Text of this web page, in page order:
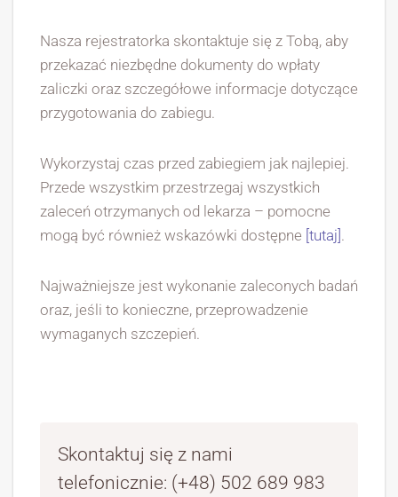
Nasza rejestratorka skontaktuje się z Tobą, aby
przekazać niezbędne dokumenty do wpłaty
zaliczki oraz szczegółowe informacje dotyczące
przygotowania do zabiegu.
Wykorzystaj czas przed zabiegiem jak najlepiej.
Przede wszystkim przestrzegaj wszystkich
zaleceń otrzymanych od lekarza – pomocne
mogą być również wskazówki dostępne [tutaj] .
Najważniejsze jest wykonanie zaleconych badań
oraz, jeśli to konieczne, przeprowadzenie
wymaganych szczepień.
Skontaktuj się z nami
telefonicznie: (+48) 502 689 983